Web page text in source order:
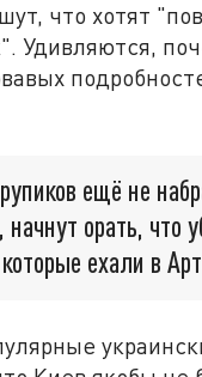
что хотят
Удивляются,
ещё не
орать, что
ехали в